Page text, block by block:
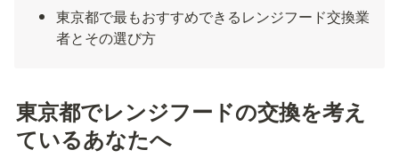
東京都で最もおすすめできるレンジフード交換業
者とその選び方
東京都でレンジフードの交換を考え
ているあなたへ